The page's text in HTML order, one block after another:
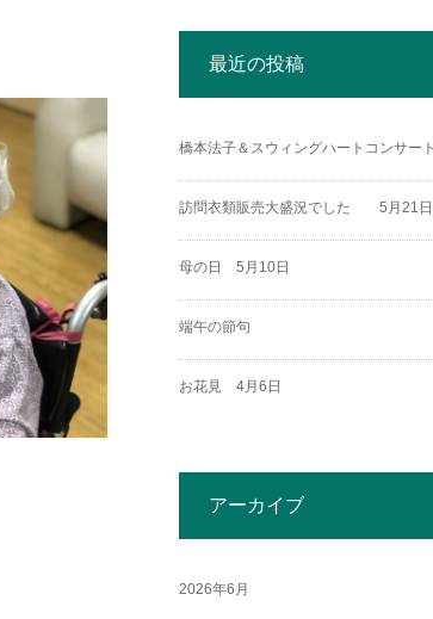
最近の投稿
橋本法子＆スウィングハートコンサ
訪問衣類販売大盛況でした 5月21日
母の日 5月10日
端午の節句
お花見 4月6日
アーカイブ
2026年6月